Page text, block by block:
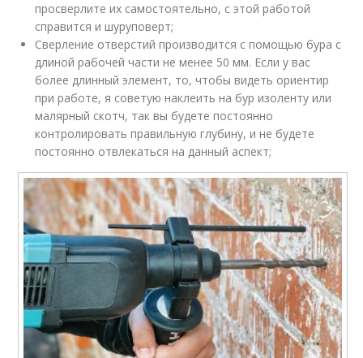
просверлите их самостоятельно, с этой работой
справится и шуруповерт;
Сверление отверстий производится с помощью бура с
длиной рабочей части не менее 50 мм. Если у вас
более длинный элемент, то, чтобы видеть ориентир
при работе, я советую наклеить на бур изоленту или
малярный скотч, так вы будете постоянно
контролировать правильную глубину, и не будете
постоянно отвлекаться на данный аспект;